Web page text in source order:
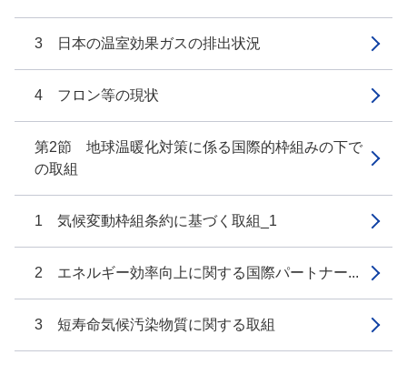
3 日本の温室効果ガスの排出状況
4 フロン等の現状
第2節 地球温暖化対策に係る国際的枠組みの下で
の取組
1 気候変動枠組条約に基づく取組_1
2 エネルギー効率向上に関する国際パートナー...
3 短寿命気候汚染物質に関する取組